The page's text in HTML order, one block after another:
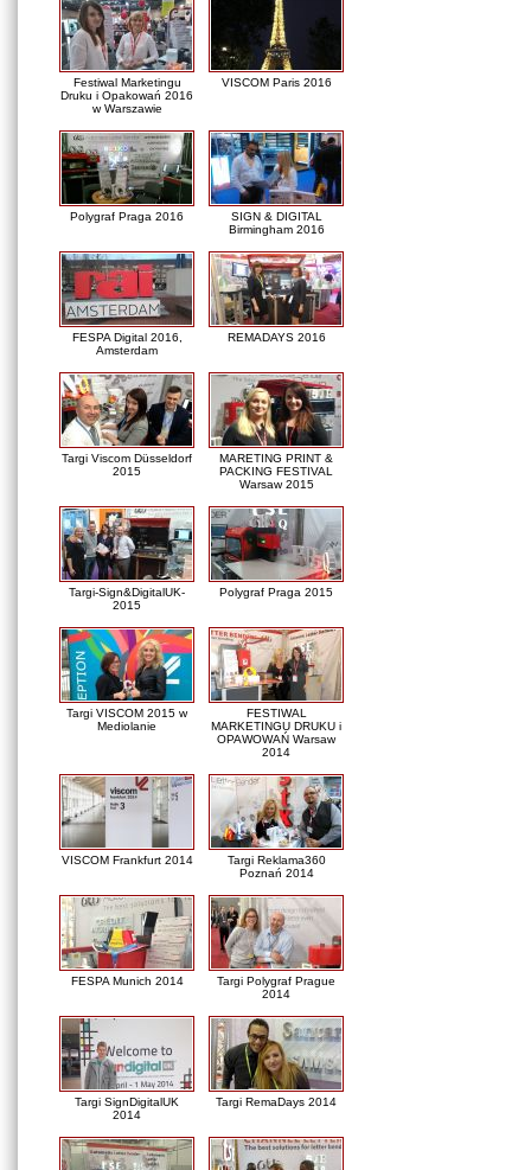
Festiwal Marketingu
Druku i Opakowań 2016
w Warszawie
VISCOM Paris 2016
Polygraf Praga 2016
SIGN & DIGITAL
Birmingham 2016
FESPA Digital 2016,
Amsterdam
REMADAYS 2016
Targi Viscom Düsseldorf
2015
MARETING PRINT &
PACKING FESTIVAL
Warsaw 2015
Targi-Sign&DigitalUK-
2015
Polygraf Praga 2015
Targi VISCOM 2015 w
Mediolanie
FESTIWAL
MARKETINGU DRUKU i
OPAWOWAŃ Warsaw
2014
VISCOM Frankfurt 2014
Targi Reklama360
Poznań 2014
FESPA Munich 2014
Targi Polygraf Prague
2014
Targi SignDigitalUK
2014
Targi RemaDays 2014